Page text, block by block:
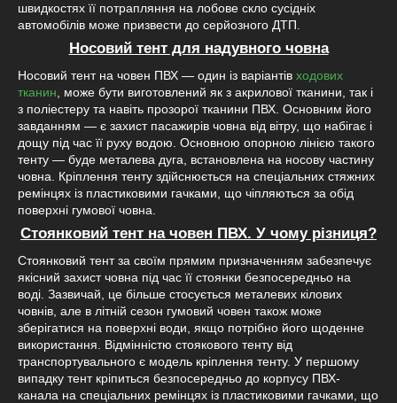
швидкостях її потрапляння на лобове скло сусідніх
автомобілів може призвести до серйозного ДТП.
Носовий тент для надувного човна
Носовий тент на човен ПВХ — один із варіантів ходових
тканин , може бути виготовлений як з акрилової тканини, так і
з поліестеру та навіть прозорої тканини ПВХ. Основним його
завданням — є захист пасажирів човна від вітру, що набігає і
дощу під час її руху водою. Основною опорною лінією такого
тенту — буде металева дуга, встановлена на носову частину
човна. Кріплення тенту здійснюється на спеціальних стяжних
ремінцях із пластиковими гачками, що чіпляються за обід
поверхні гумової човна.
Стоянковий тент на човен ПВХ. У чому різниця?
Стоянковий тент за своїм прямим призначенням забезпечує
якісний захист човна під час її стоянки безпосередньо на
воді. Зазвичай, це більше стосується металевих кілових
човнів, але в літній сезон гумовий човен також може
зберігатися на поверхні води, якщо потрібно його щоденне
використання. Відмінністю стоякового тенту від
транспортувального є модель кріплення тенту. У першому
випадку тент кріпиться безпосередньо до корпусу ПВХ-
канала на спеціальних ремінцях із пластиковими гачками, що